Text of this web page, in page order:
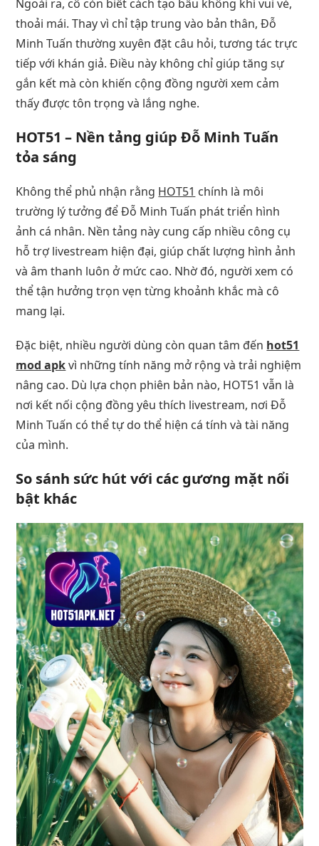
Ngoài ra, cô còn biết cách tạo bầu không khí vui vẻ,
thoải mái. Thay vì chỉ tập trung vào bản thân, Đỗ
Minh Tuấn thường xuyên đặt câu hỏi, tương tác trực
tiếp với khán giả. Điều này không chỉ giúp tăng sự
gắn kết mà còn khiến cộng đồng người xem cảm
thấy được tôn trọng và lắng nghe.
HOT51 – Nền tảng giúp Đỗ Minh Tuấn
tỏa sáng
Không thể phủ nhận rằng HOT51 chính là môi
trường lý tưởng để Đỗ Minh Tuấn phát triển hình
ảnh cá nhân. Nền tảng này cung cấp nhiều công cụ
hỗ trợ livestream hiện đại, giúp chất lượng hình ảnh
và âm thanh luôn ở mức cao. Nhờ đó, người xem có
thể tận hưởng trọn vẹn từng khoảnh khắc mà cô
mang lại.
Đặc biệt, nhiều người dùng còn quan tâm đến hot51
mod apkvì những tính năng mở rộng và trải nghiệm
nâng cao. Dù lựa chọn phiên bản nào, HOT51 vẫn là
nơi kết nối cộng đồng yêu thích livestream, nơi Đỗ
Minh Tuấn có thể tự do thể hiện cá tính và tài năng
của mình.
So sánh sức hút với các gương mặt nổi
bật khác